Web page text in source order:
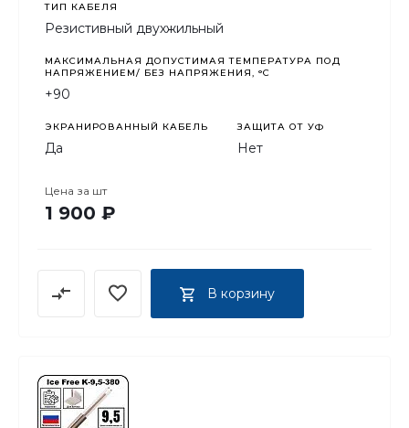
ТИП КАБЕЛЯ
Резистивный двухжильный
МАКСИМАЛЬНАЯ ДОПУСТИМАЯ ТЕМПЕРАТУРА ПОД
НАПРЯЖЕНИЕМ/ БЕЗ НАПРЯЖЕНИЯ, °C
+90
ЭКРАНИРОВАННЫЙ КАБЕЛЬ
Да
ЗАЩИТА ОТ УФ
Нет
Цена за шт
1 900 ₽
В корзину